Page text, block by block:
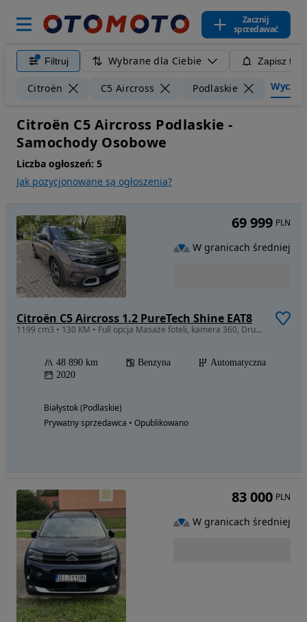
Zacznij
sprzedawać
Filtruj Wybrane dla Ciebie Zapisz
Citroën C5 Aircross Podlaskie
Citroën C5 Aircross Podlaskie -
Samochody Osobowe
Liczba ogłoszeń: 5
Jak pozycjonowane są ogłoszenia?
Citroën C5 Aircross 1.2 PureTech Shine EAT8
1199 cm3 • 130 KM • Full opcja Masaże foteli, kamera 360, Drugi właściciel, prywatna osoba
48 890 km Benzyna
Automatyczna
2020
Białystok (Podlaskie)
Prywatny sprzedawca • Opublikowano
69 999 PLN
W granicach średniej
83 000 PLN
W granicach średniej